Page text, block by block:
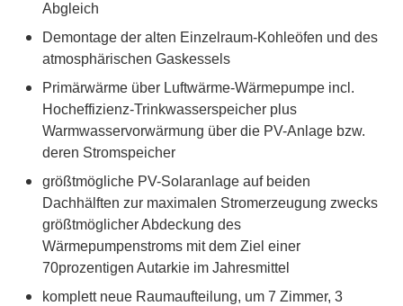
Abgleich
Demontage der alten Einzelraum-Kohleöfen und des
atmosphärischen Gaskessels
Primärwärme über Luftwärme-Wärmepumpe incl.
Hocheffizienz-Trinkwasserspeicher plus
Warmwasservorwärmung über die PV-Anlage bzw.
deren Stromspeicher
größtmögliche PV-Solaranlage auf beiden
Dachhälften zur maximalen Stromerzeugung zwecks
größtmöglicher Abdeckung des
Wärmepumpenstroms mit dem Ziel einer
70prozentigen Autarkie im Jahresmittel
komplett neue Raumaufteilung, um 7 Zimmer, 3